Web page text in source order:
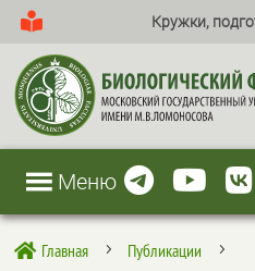
Кружки,
Меню
 Главная 5 Публикации 5